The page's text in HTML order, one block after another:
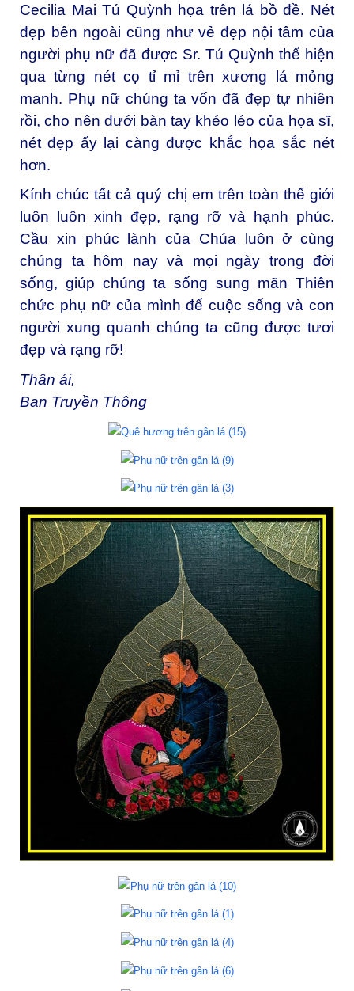
Cecilia Mai Tú Quỳnh họa trên lá bồ đề. Nét
đẹp bên ngoài cũng như vẻ đẹp nội tâm của
người phụ nữ đã được Sr. Tú Quỳnh thể hiện
qua từng nét cọ tỉ mỉ trên xương lá mỏng
manh. Phụ nữ chúng ta vốn đã đẹp tự nhiên
rồi, cho nên dưới bàn tay khéo léo của họa sĩ,
nét đẹp ấy lại càng được khắc họa sắc nét
hơn.
Kính chúc tất cả quý chị em trên toàn thế giới
luôn luôn xinh đẹp, rạng rỡ và hạnh phúc.
Cầu xin phúc lành của Chúa luôn ở cùng
chúng ta hôm nay và mọi ngày trong đời
sống, giúp chúng ta sống sung mãn Thiên
chức phụ nữ của mình để cuộc sống và con
người xung quanh chúng ta cũng được tươi
đẹp và rạng rỡ!
Thân ái,
Ban Truyền Thông